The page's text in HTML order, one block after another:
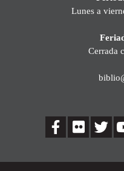
Lunes a
Cerrada